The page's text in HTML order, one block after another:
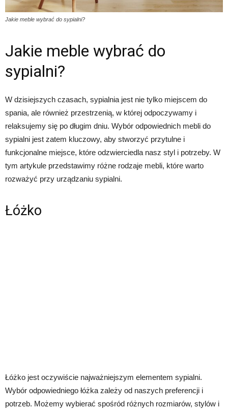
Jakie meble wybrać do sypialni?
Jakie meble wybrać do
sypialni?
W dzisiejszych czasach, sypialnia jest nie tylko miejscem do
spania, ale również przestrzenią, w której odpoczywamy i
relaksujemy się po długim dniu. Wybór odpowiednich mebli do
sypialni jest zatem kluczowy, aby stworzyć przytulne i
funkcjonalne miejsce, które odzwierciedla nasz styl i potrzeby. W
tym artykule przedstawimy różne rodzaje mebli, które warto
rozważyć przy urządzaniu sypialni.
Łóżko
Łóżko jest oczywiście najważniejszym elementem sypialni.
Wybór odpowiedniego łóżka zależy od naszych preferencji i
potrzeb. Możemy wybierać spośród różnych rozmiarów, stylów i